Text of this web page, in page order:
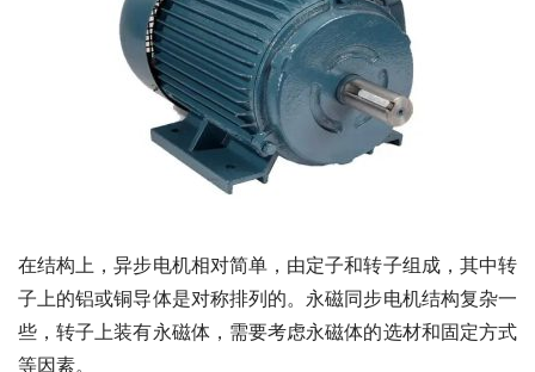
在结构上，异步电机相对简单，由定子和转子组成，其中转
子上的铝或铜导体是对称排列的。永磁同步电机结构复杂一
些，转子上装有永磁体，需要考虑永磁体的选材和固定方式
等因素。